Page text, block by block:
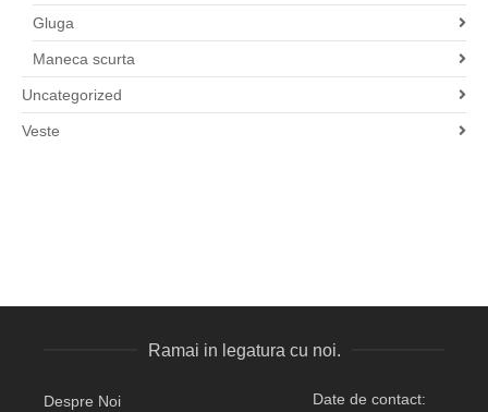
Gluga
Maneca scurta
Uncategorized
Veste
Ramai in legatura cu noi.
Despre Noi
Date de contact: